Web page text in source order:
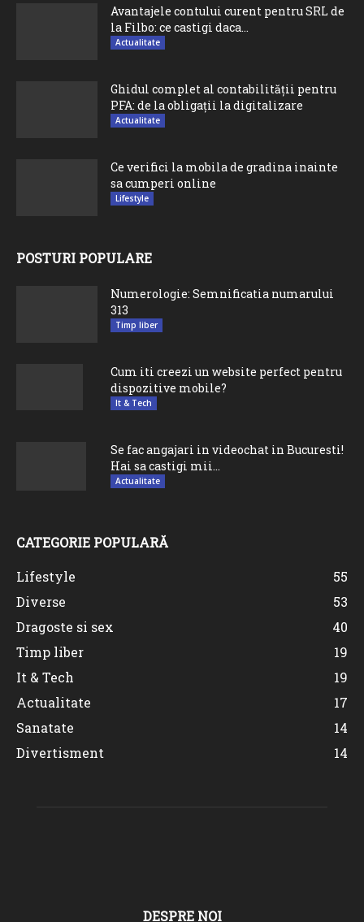
Avantajele contului curent pentru SRL de
la Filbo: ce castigi daca...
Actualitate
Ghidul complet al contabilității pentru
PFA: de la obligații la digitalizare
Actualitate
Ce verifici la mobila de gradina inainte
sa cumperi online
Lifestyle
POSTURI POPULARE
Numerologie: Semnificatia numarului
313
Timp liber
Cum iti creezi un website perfect pentru
dispozitive mobile?
It & Tech
Se fac angajari in videochat in Bucuresti!
Hai sa castigi mii...
Actualitate
CATEGORIE POPULARĂ
Lifestyle
55
Diverse
53
Dragoste si sex
40
Timp liber
19
It & Tech
19
Actualitate
17
Sanatate
14
Divertisment
14
DESPRE NOI